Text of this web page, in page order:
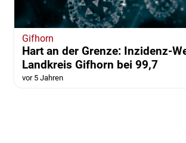
Gifhorn
Hart an der Grenze: Inzidenz-
Landkreis Gifhorn bei 99,7
vor 5 Jahren